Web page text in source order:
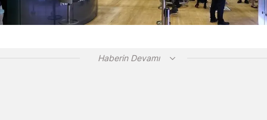
Haberin Devamı